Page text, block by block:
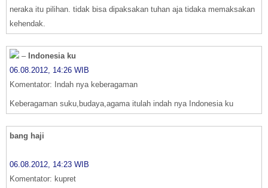
neraka itu pilihan. tidak bisa dipaksakan tuhan aja tidaka memaksakan
kehendak.
– Indonesia ku
06.08.2012, 14:26 WIB
Komentator: Indah nya keberagaman
Keberagaman suku,budaya,agama itulah indah nya Indonesia ku
bang haji
06.08.2012, 14:23 WIB
Komentator: kupret